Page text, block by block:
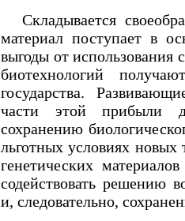
Складывается
материал поступает в
выгоды от использования
биотехнологий
государства.
части этой прибыли
сохранению
льготных условиях
генетических
содействовать решению
и, следовательно,